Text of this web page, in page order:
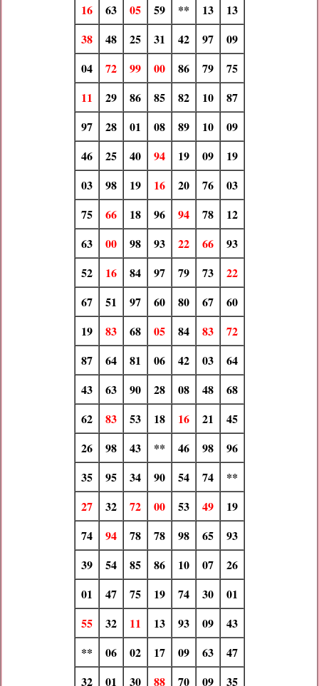
16
63 05 59 ** 13
13
38
48 25 31 42 97
09
04
72 99 00 86 79
75
11
29 86 85 82 10
87
97
28 01 08 89 10
09
46
25 40 94 19 09
19
03
98 19 16 20 76
03
75
66 18 96 94 78
12
63
00 98 93 22 66
93
52
16 84 97 79 73
22
67
51 97 60 80 67
60
19
83 68 05 84 83
72
87
64 81 06 42 03
64
43
63 90 28 08 48
68
62
83 53 18 16 21
45
26
98 43 ** 46 98
96
35
95 34 90 54 74
**
27
32 72 00 53 49
19
74
94 78 78 98 65
93
39
54 85 86 10 07
26
01
47 75 19 74 30
01
55
32 11 13 93 09
43
**
06 02 17 09 63
47
32
01 30 88 70 09 35